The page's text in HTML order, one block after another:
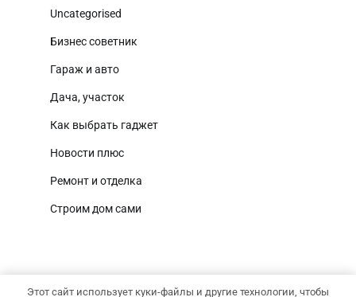
Uncategorised
Бизнес советник
Гараж и авто
Дача, участок
Как выбрать гаджет
Новости плюс
Ремонт и отделка
Строим дом сами
Этот сайт использует куки-файлы и другие технологии, чтобы